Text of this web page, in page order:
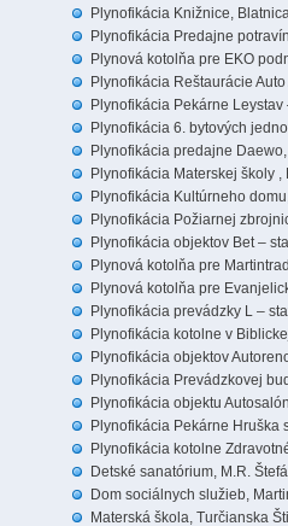
Plynofikácia Knižnice,
Plynofikácia Predajne
Plynová kotolňa pre EKO
Plynofikácia Reštaurácie
Plynofikácia Pekárne Leystav
Plynofikácia 6. bytových
Plynofikácia predajne
Plynofikácia Materskej školy
Plynofikácia Kultúrneho
Plynofikácia Požiarnej
Plynofikácia objektov Bet –
Plynová kotolňa pre
Plynová kotolňa pre
Plynofikácia prevádzky L –
Plynofikácia kotolne v
Plynofikácia objektov
Plynofikácia Prevádzkovej
Plynofikácia objektu
Plynofikácia Pekárne Hruška
Plynofikácia kotolne
Detské sanatórium, M.R.
Dom sociálnych služieb,
Materská škola, Turčianska